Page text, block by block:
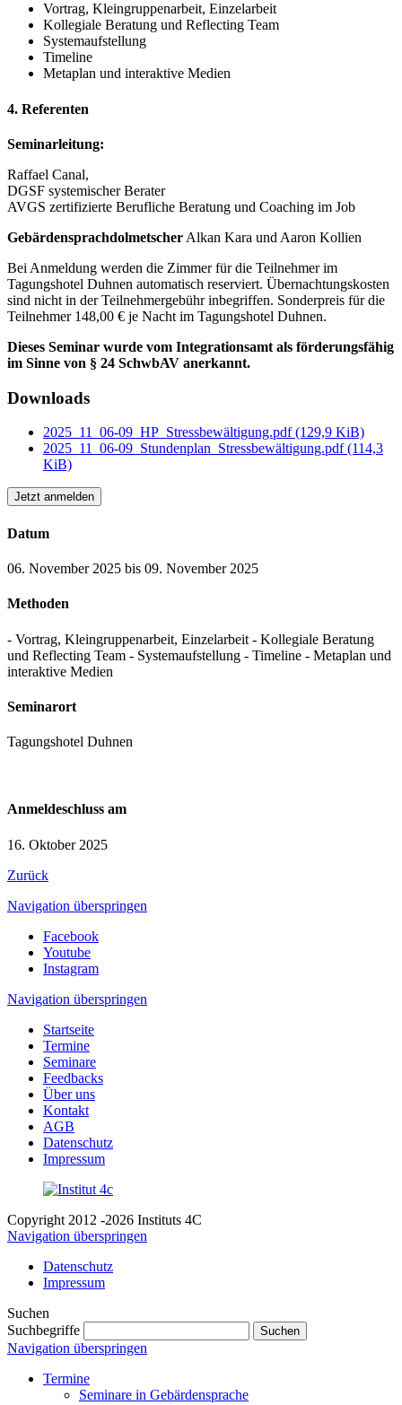
Vortrag, Kleingruppenarbeit, Einzelarbeit
Kollegiale Beratung und Reflecting Team
Systemaufstellung
Timeline
Metaplan und interaktive Medien
4. Referenten
Seminarleitung:
Raffael Canal,
DGSF systemischer Berater
AVGS zertifizierte Berufliche Beratung und Coaching im Job
Gebärdensprachdolmetscher Alkan Kara und Aaron Kollien
Bei Anmeldung werden die Zimmer für die Teilnehmer im
Tagungshotel Duhnen automatisch reserviert. Übernachtungskosten
sind nicht in der Teilnehmergebühr inbegriffen. Sonderpreis für die
Teilnehmer 148,00 € je Nacht im Tagungshotel Duhnen.
Dieses Seminar wurde vom Integrationsamt als förderungsfähig
im Sinne von § 24 SchwbAV anerkannt.
Downloads
2025_11_06-09_HP_Stressbewältigung.pdf(129,9 KiB)
2025_11_06-09_Stundenplan_Stressbewältigung.pdf(114,3
KiB)
Jetzt anmelden
Datum
06. November 2025 bis 09. November 2025
Methoden
- Vortrag, Kleingruppenarbeit, Einzelarbeit - Kollegiale Beratung
und Reflecting Team - Systemaufstellung - Timeline - Metaplan und
interaktive Medien
Seminarort
Tagungshotel Duhnen
Anmeldeschluss am
16. Oktober 2025
Zurück
Navigation überspringen
Facebook
Youtube
Instagram
Navigation überspringen
Startseite
Termine
Seminare
Feedbacks
Über uns
Kontakt
AGB
Datenschutz
Impressum
Copyright 2012 -2026 Instituts 4C
Navigation überspringen
Datenschutz
Impressum
Suchen
Suchbegriffe
Suchen
Navigation überspringen
Termine
Seminare in Gebärdensprache